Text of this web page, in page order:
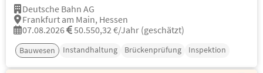
Deutsche Bahn AG
Frankfurt am Main, Hessen
07.08.2026
50.550,32 €/Jahr (geschätzt)
Bauwesen Instandhaltung Brückenprüfung Inspektion